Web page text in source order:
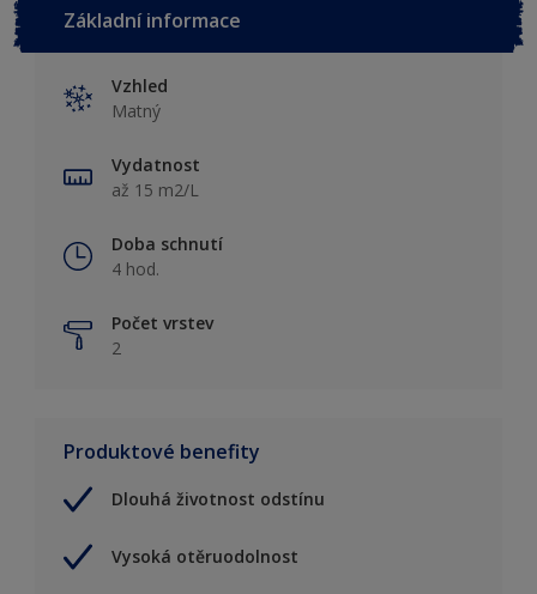
Základní informace
Vzhled
Matný
Vydatnost
až 15 m2/L
Doba schnutí
4 hod.
Počet vrstev
2
Produktové benefity
Dlouhá životnost odstínu
Vysoká otěruodolnost